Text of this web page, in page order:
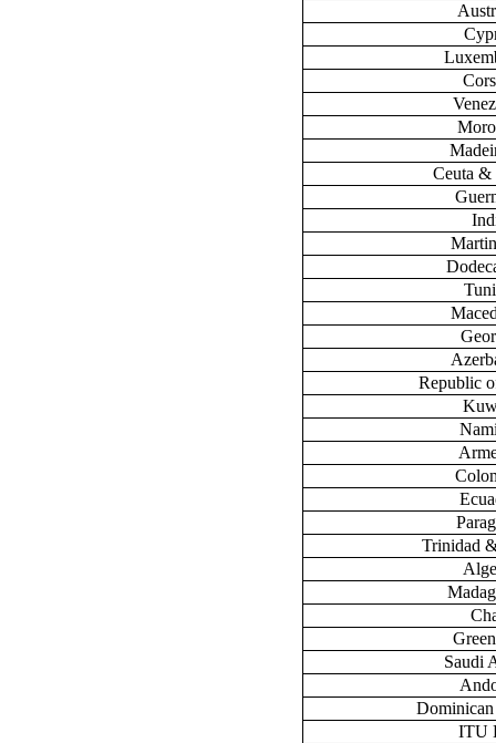
Ceuta
Republic
Trinidad
Saudi
ITU